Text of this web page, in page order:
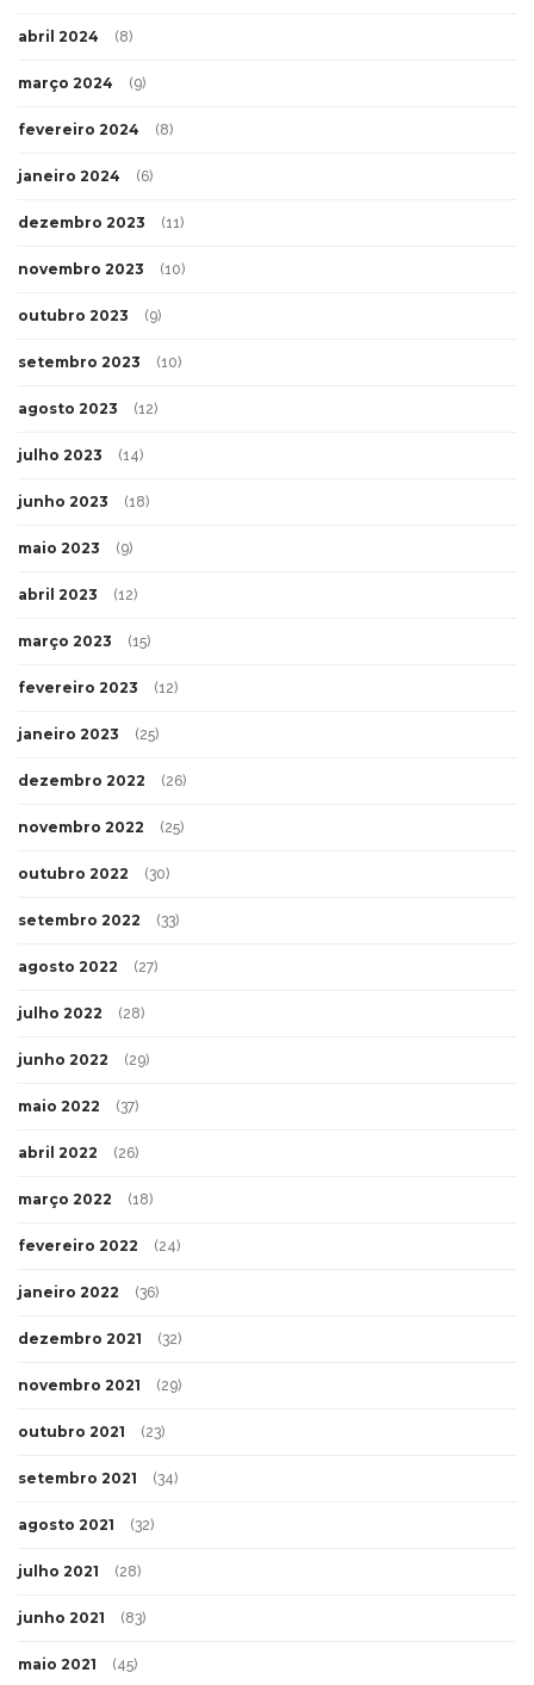
abril 2024 (8)
março 2024 (9)
fevereiro 2024 (8)
janeiro 2024 (6)
dezembro 2023 (11)
novembro 2023 (10)
outubro 2023 (9)
setembro 2023 (10)
agosto 2023 (12)
julho 2023 (14)
junho 2023 (18)
maio 2023 (9)
abril 2023 (12)
março 2023 (15)
fevereiro 2023 (12)
janeiro 2023 (25)
dezembro 2022 (26)
novembro 2022 (25)
outubro 2022 (30)
setembro 2022 (33)
agosto 2022 (27)
julho 2022 (28)
junho 2022 (29)
maio 2022 (37)
abril 2022 (26)
março 2022 (18)
fevereiro 2022 (24)
janeiro 2022 (36)
dezembro 2021 (32)
novembro 2021 (29)
outubro 2021 (23)
setembro 2021 (34)
agosto 2021 (32)
julho 2021 (28)
junho 2021 (83)
maio 2021 (45)